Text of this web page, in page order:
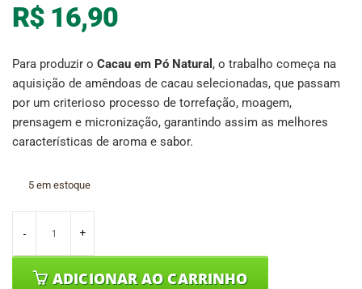
R$ 16,90
Para produzir o Cacau em Pó Natural , o trabalho começa na
aquisição de amêndoas de cacau selecionadas, que passam
por um criterioso processo de torrefação, moagem,
prensagem e micronização, garantindo assim as melhores
características de aroma e sabor.
5 em estoque
ADICIONAR AO CARRINHO